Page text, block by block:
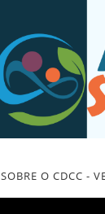
SOBRE O CDCC -